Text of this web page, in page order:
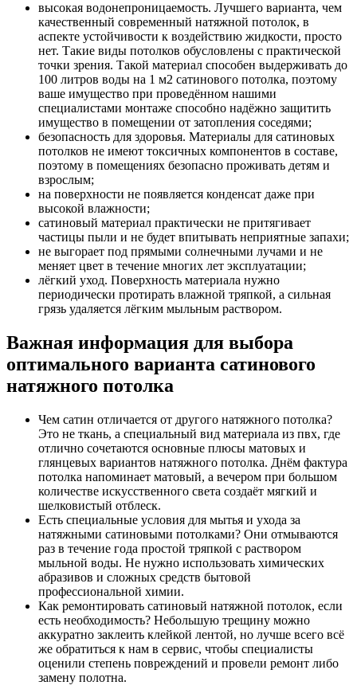
высокая водонепроницаемость. Лучшего варианта, чем
качественный современный натяжной потолок, в
аспекте устойчивости к воздействию жидкости, просто
нет. Такие виды потолков обусловлены с практической
точки зрения. Такой материал способен выдерживать до
100 литров воды на 1 м2 сатинового потолка, поэтому
ваше имущество при проведённом нашими
специалистами монтаже способно надёжно защитить
имущество в помещении от затопления соседями;
безопасность для здоровья. Материалы для сатиновых
потолков не имеют токсичных компонентов в составе,
поэтому в помещениях безопасно проживать детям и
взрослым;
на поверхности не появляется конденсат даже при
высокой влажности;
сатиновый материал практически не притягивает
частицы пыли и не будет впитывать неприятные запахи;
не выгорает под прямыми солнечными лучами и не
меняет цвет в течение многих лет эксплуатации;
лёгкий уход. Поверхность материала нужно
периодически протирать влажной тряпкой, а сильная
грязь удаляется лёгким мыльным раствором.
Важная информация для выбора
оптимального варианта сатинового
натяжного потолка
Чем сатин отличается от другого натяжного потолка?
Это не ткань, а специальный вид материала из пвх, где
отлично сочетаются основные плюсы матовых и
глянцевых вариантов натяжного потолка. Днём фактура
потолка напоминает матовый, а вечером при большом
количестве искусственного света создаёт мягкий и
шелковистый отблеск.
Есть специальные условия для мытья и ухода за
натяжными сатиновыми потолками? Они отмываются
раз в течение года простой тряпкой с раствором
мыльной воды. Не нужно использовать химических
абразивов и сложных средств бытовой
профессиональной химии.
Как ремонтировать сатиновый натяжной потолок, если
есть необходимость? Небольшую трещину можно
аккуратно заклеить клейкой лентой, но лучше всего всё
же обратиться к нам в сервис, чтобы специалисты
оценили степень повреждений и провели ремонт либо
замену полотна.